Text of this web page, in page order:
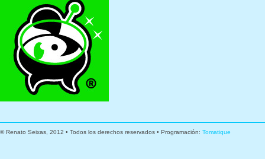
© Renato Seixas, 2012 • Todos los derechos reservados • Programación: Tomatique